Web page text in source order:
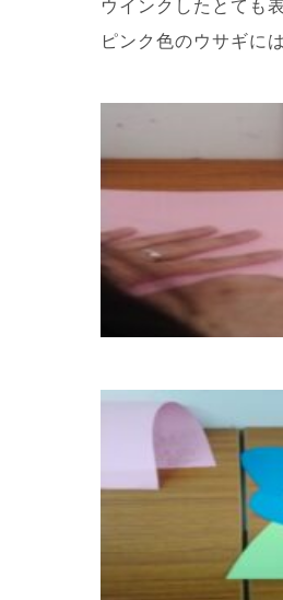
ウインクしたとても
ピンク色のウサギに